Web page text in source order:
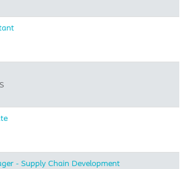
- Supply Chain Development